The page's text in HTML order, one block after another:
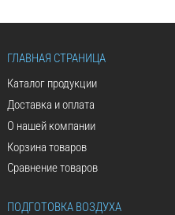
ГЛАВНАЯ СТРАНИЦА
Каталог продукции
Доставка и оплата
О нашей компании
Корзина товаров
Сравнение товаров
ПОДГОТОВКА ВОЗДУХА